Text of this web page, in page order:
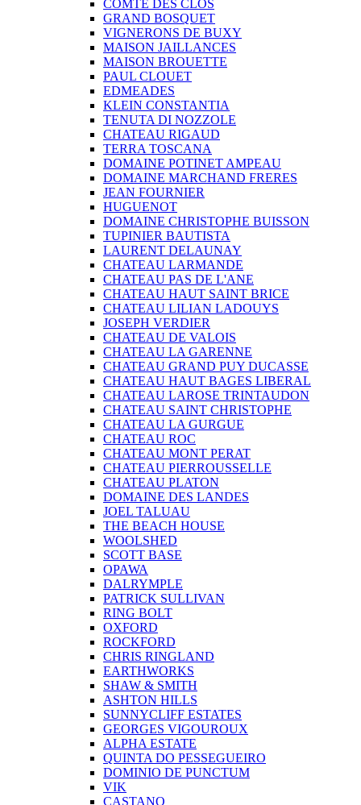
COMTE DES CLOS
GRAND BOSQUET
VIGNERONS DE BUXY
MAISON JAILLANCES
MAISON BROUETTE
PAUL CLOUET
EDMEADES
KLEIN CONSTANTIA
TENUTA DI NOZZOLE
CHATEAU RIGAUD
TERRA TOSCANA
DOMAINE POTINET AMPEAU
DOMAINE MARCHAND FRERES
JEAN FOURNIER
HUGUENOT
DOMAINE CHRISTOPHE BUISSON
TUPINIER BAUTISTA
LAURENT DELAUNAY
CHATEAU LARMANDE
CHATEAU PAS DE L'ANE
CHATEAU HAUT SAINT BRICE
CHATEAU LILIAN LADOUYS
JOSEPH VERDIER
CHATEAU DE VALOIS
CHATEAU LA GARENNE
CHATEAU GRAND PUY DUCASSE
CHATEAU HAUT BAGES LIBERAL
CHATEAU LAROSE TRINTAUDON
CHATEAU SAINT CHRISTOPHE
CHATEAU LA GURGUE
CHATEAU ROC
CHATEAU MONT PERAT
CHATEAU PIERROUSSELLE
CHATEAU PLATON
DOMAINE DES LANDES
JOEL TALUAU
THE BEACH HOUSE
WOOLSHED
SCOTT BASE
OPAWA
DALRYMPLE
PATRICK SULLIVAN
RING BOLT
OXFORD
ROCKFORD
CHRIS RINGLAND
EARTHWORKS
SHAW & SMITH
ASHTON HILLS
SUNNYCLIFF ESTATES
GEORGES VIGOUROUX
ALPHA ESTATE
QUINTA DO PESSEGUEIRO
DOMINIO DE PUNCTUM
VIK
CASTANO